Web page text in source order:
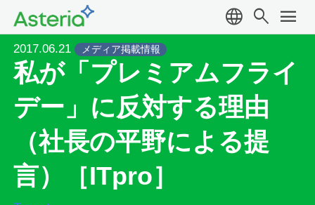
language search menu
2017.06.21 メディア掲載情報
私が「プレミアムフライ
デー」に反対する理由
（社長の平野による提
言）［ITpro］